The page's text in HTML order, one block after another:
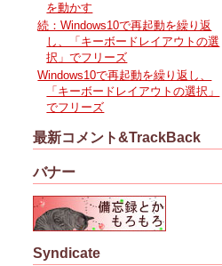
を動かす
続：Windows10で再起動を繰り返
し、「キーボードレイアウトの選
択」でフリーズ
Windows10で再起動を繰り返し、
「キーボードレイアウトの選択」
でフリーズ
最新コメント&TrackBack
バナー
Syndicate